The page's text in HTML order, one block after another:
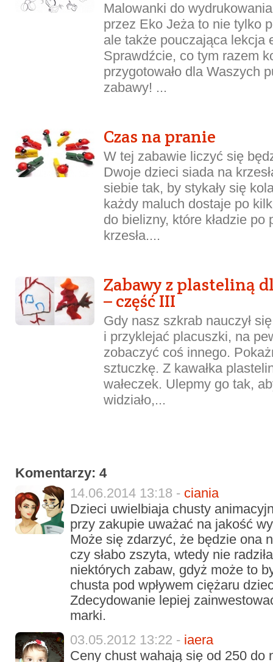
Malowanki do
przez Eko Jeża to nie tylko
ale także pouczająca lekcja
Sprawdźcie, co tym razem
przygotowało dla Waszych
zabawy! ...
Czas na pranie
W tej zabawie liczyć się
Dwoje dzieci siada na
siebie tak, by stykały się
każdy maluch dostaje po
do bielizny, które kładzie po
krzesła....
Zabawy z plasteliną
– część III
Gdy nasz szkrab nauczył
i przyklejać placuszki, na
zobaczyć coś innego.
sztuczkę. Z kawałka
wałeczek. Ulepmy go tak,
widziało,...
Komentarzy: 4
14.06.2014 13:18 - ciania
Dzieci uwielbiaja chusty
przy zakupie uważać na jakość
Może się zdarzyć, że będzie ona
czy słabo zszyta, wtedy nie
niektórych zabaw, gdyż może to
chusta pod wpływem ciężaru
Zdecydowanie lepiej
marki.
03.05.2012 13:22 - iaera
Ceny chust wahają się od 250 do